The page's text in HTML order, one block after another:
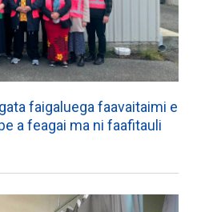
faigaluega faavaitaimi e
a feagai ma ni faafitauli